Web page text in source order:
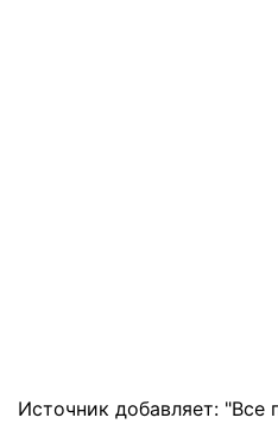
Источник добавляет: "Все